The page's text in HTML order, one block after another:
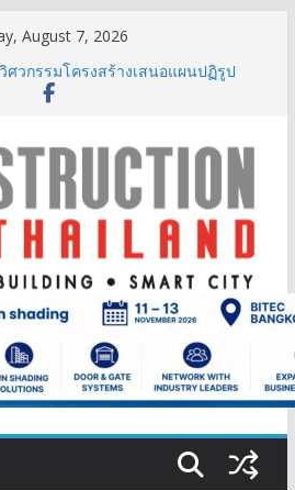
August 7, 2026
เปิดตัว ฮอลิเดย์ อินน์ เอ็กซ์เพรส
นกระบี่
ศวกรรมโครงสร้างเสนอแผนปฏิรูป
ครึ่งปีแรก’69 มากกว่า 2,000 ล้านบาท
มานด์ภูเก็ตยังแกร่ง
ชูแนวคิด “Empowering Net Zero in
Mining” ขับเคลื่อนอุตสาหกรรม
งแร่สู่สังคมคาร์บอนต่ำอย่างยั่งยืน
ติบโตอย่างยั่งยืน